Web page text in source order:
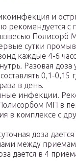
и
рекомендуется с
Полисорб
сутки
каждые 4-6
Разовая доза
0,1-0,15
в день.
инфекции.
МП в
в комплексе с
доза
между
дается в 4